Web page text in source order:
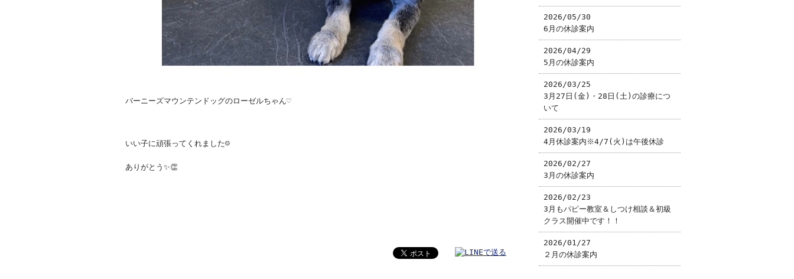
バーニーズマウンテンドッグのローゼルちゃん♡
いい子に頑張ってくれました☺️
ありがとう✨👏
2026/05/30
6月の休診案内
2026/04/29
5月の休診案内
2026/03/25
3月27日(金)・28日(土)の診療につ
いて
2026/03/19
4月休診案内※4/7(火)は午後休診
2026/02/27
3月の休診案内
2026/02/23
3月もパピー教室＆しつけ相談＆初級
クラス開催中です！！
2026/01/27
２月の休診案内